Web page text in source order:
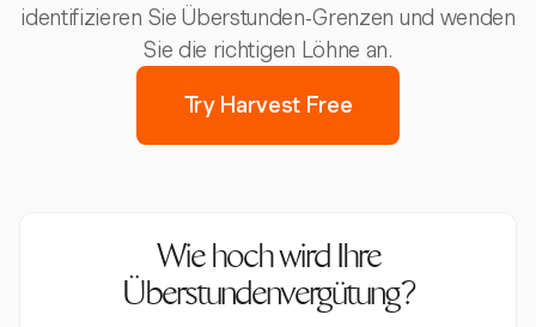
identifizieren Sie Überstunden-Grenzen und wenden
Sie die richtigen Löhne an.
Try Harvest Free
Wie hoch wird Ihre
Überstundenvergütung?